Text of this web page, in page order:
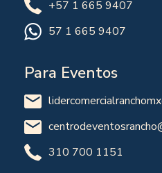
+57 1 665 9407
57 1 665 9407
Para Eventos
310 700 1151